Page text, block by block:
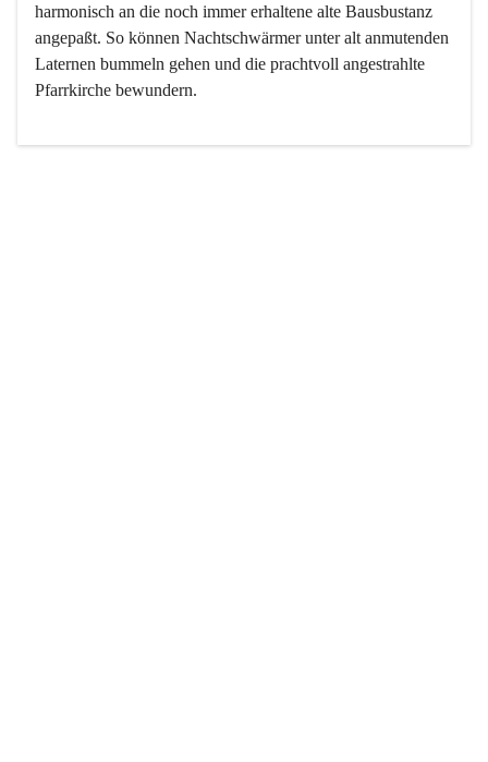
harmonisch an die noch immer erhaltene alte Bausbustanz
angepaßt. So können Nachtschwärmer unter alt anmutenden
Laternen bummeln gehen und die prachtvoll angestrahlte
Pfarrkirche bewundern.
Der Weinbau dominert heute nicht mehr, ist aber integrativer